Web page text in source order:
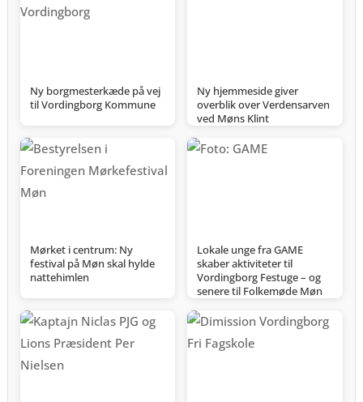
Ny borgmesterkæde på vej
til Vordingborg Kommune
Ny hjemmeside giver
overblik over Verdensarven
ved Møns Klint
Mørket i centrum: Ny
festival på Møn skal hylde
nattehimlen
Lokale unge fra GAME
skaber aktiviteter til
Vordingborg Festuge – og
senere til Folkemøde Møn